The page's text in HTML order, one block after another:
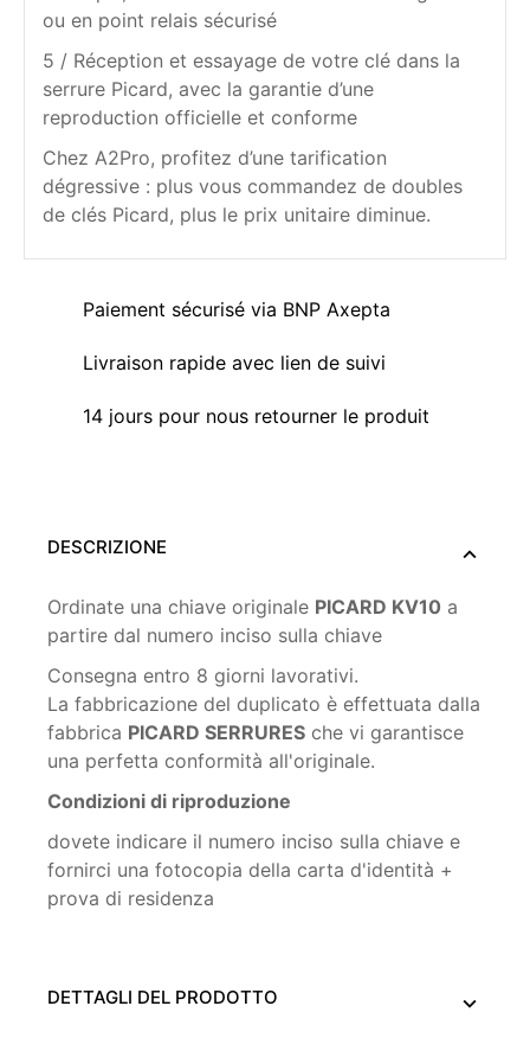
ou en point relais sécurisé
5 / Réception et essayage de votre clé dans la
serrure Picard, avec la garantie d’une
reproduction officielle et conforme
Chez A2Pro, profitez d’une tarification
dégressive : plus vous commandez de doubles
de clés Picard, plus le prix unitaire diminue.
Paiement sécurisé via BNP Axepta
Livraison rapide avec lien de suivi
14 jours pour nous retourner le produit
DESCRIZIONE
Ordinate una chiave originale PICARD KV10 a
partire dal numero inciso sulla chiave
Consegna entro 8 giorni lavorativi.
La fabbricazione del duplicato è effettuata dalla
fabbrica PICARD SERRURES che vi garantisce
una perfetta conformità all'originale.
Condizioni di riproduzione
dovete indicare il numero inciso sulla chiave e
fornirci una fotocopia della carta d'identità +
prova di residenza
DETTAGLI DEL PRODOTTO